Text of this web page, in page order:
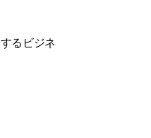
るビジネ